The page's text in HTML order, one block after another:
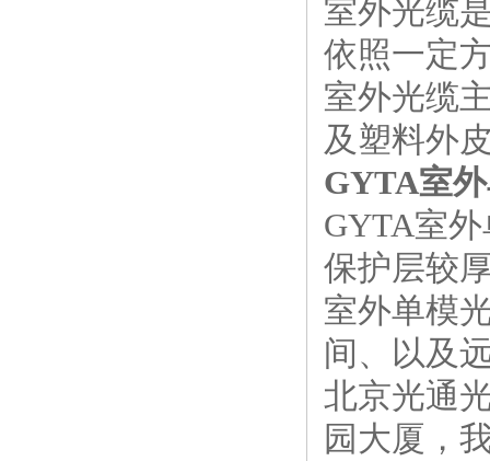
室外光缆
依照一定
室外光缆
及塑料外
GYTA室
GYTA室
保护层较
室外单模
间、以及
北京光通
园大厦，